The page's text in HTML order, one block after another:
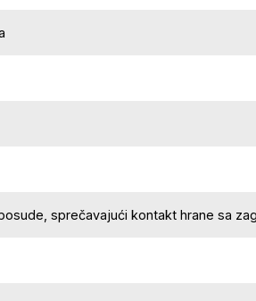
sprečavajući kontakt hrane sa